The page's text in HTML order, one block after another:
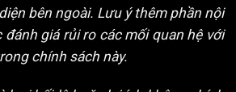
bên ngoài. Lưu ý thêm phần nội
đánh giá rủi ro các mối quan hệ với
chính sách này.